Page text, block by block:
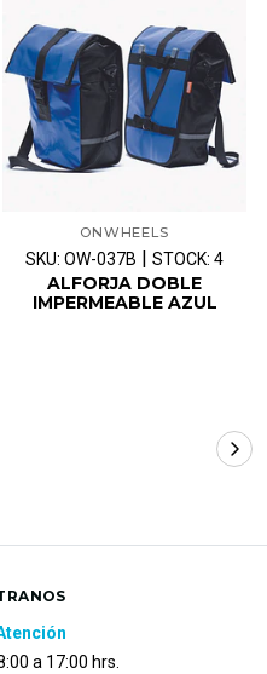
ONWHEELS
SKU: OW-037B STOCK: 4
ALFORJA DOBLE
IMPERMEABLE AZUL
a 17:00 hrs.